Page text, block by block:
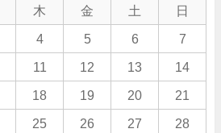
木 金 土 日
4 5 6 7
11 12 13 14
18 19 20 21
25 26 27 28